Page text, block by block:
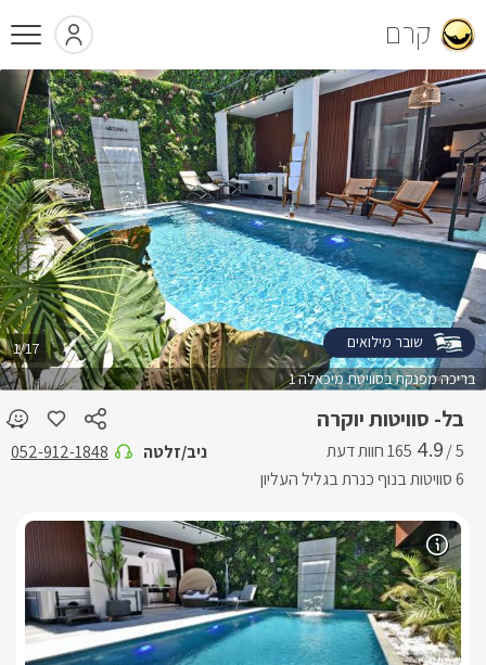
קרם
בל- סוויטות יוקרה
5 /
4.9
6 סוויטות בנוף כנרת בגליל העליון
ניב/זלטה 052-912-1848
בריכה מפנקת בסוויטת מיכאלה 1
1/17 שובר מילואים